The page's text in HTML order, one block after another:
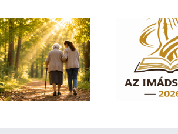
Imádság éve 2026 – El
nem hagylak téged